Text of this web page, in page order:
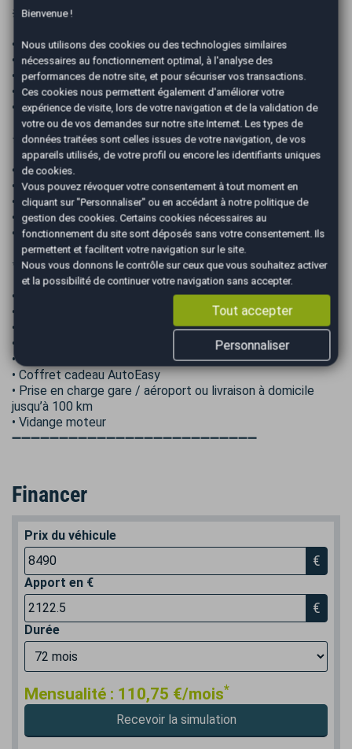
❇️ Pack Easy – 300 € TTC
• Nettoyage intérieur / extérieur essentiel
• Gestion du dossier administratif
• Énergie ¼ plein
• Mise en main du véhicule
• Garantie 6 mois
⭐ Pack Easy Confort – 500 € TTC
• Nettoyage intérieur / extérieur premium
• Gestion du dossier administratif
• Énergie ½ plein
• Mise en main du véhicule
• Garantie 12 mois
✨ Pack Easy Premium – 1000 € TTC
• Nettoyage intérieur / extérieur prestige
• Gestion du dossier administratif
• Énergie plein complet
• Mise en main du véhicule
• Garantie 12 mois
• Coffret cadeau AutoEasy
• Prise en charge gare / aéroport ou livraison à domicile
jusqu’à 100 km
• Vidange moteur
➖➖➖➖➖➖➖➖➖➖➖➖➖➖➖➖➖➖➖➖➖➖➖➖➖➖
Financer
Prix du véhicule
€
Apport en €
€
Durée
Mensualité : 110,75 €/mois*
Recevoir la simulation
Bienvenue !
Nous utilisons des cookies ou des technologies similaires
nécessaires au fonctionnement optimal, à l'analyse des
performances de notre site, et pour sécuriser vos transactions.
Ces cookies nous permettent également d'améliorer votre
expérience de visite, lors de votre navigation et de la validation de
votre ou de vos demandes sur notre site Internet. Les types de
données traitées sont celles issues de votre navigation, de vos
appareils utilisés, de votre profil ou encore les identifiants uniques
de cookies.
Vous pouvez révoquer votre consentement à tout moment en
cliquant sur "Personnaliser" ou en accédant à notre politique de
gestion des cookies. Certains cookies nécessaires au
fonctionnement du site sont déposés sans votre consentement. Ils
permettent et facilitent votre navigation sur le site.
Nous vous donnons le contrôle sur ceux que vous souhaitez activer
et la possibilité de continuer votre navigation sans accepter.
Tout accepter
Personnaliser